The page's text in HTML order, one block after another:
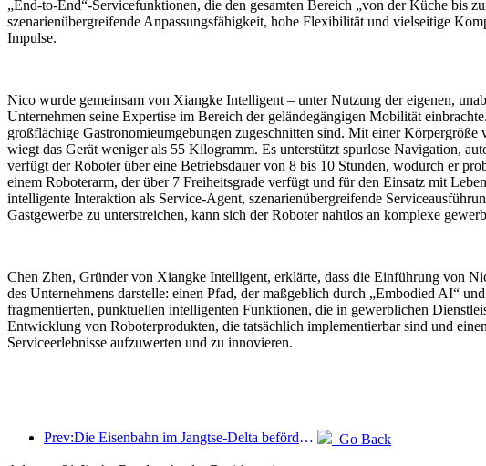
„End-to-End“-Servicefunktionen, die den gesamten Bereich „von der Küche bis
szenarienübergreifende Anpassungsfähigkeit, hohe Flexibilität und vielseitige
Impulse.
Nico wurde gemeinsam von Xiangke Intelligent – unter Nutzung der eigenen,
Unternehmen seine Expertise im Bereich der geländegängigen Mobilität
großflächige Gastronomieumgebungen zugeschnitten sind. Mit einer
wiegt das Gerät weniger als 55 Kilogramm. Es unterstützt spurlose Navigation,
verfügt der Roboter über eine Betriebsdauer von 8 bis 10 Stunden, wodurch er
einem Roboterarm, der über 7 Freiheitsgrade verfügt und für den Einsatz mit
intelligente Interaktion als Service-Agent, szenarienübergreifende
Gastgewerbe zu unterstreichen, kann sich der Roboter nahtlos an komplexe
Chen Zhen, Gründer von Xiangke Intelligent, erklärte, dass die Einführung von
des Unternehmens darstelle: einen Pfad, der maßgeblich durch „Embodied AI“
fragmentierten, punktuellen intelligenten Funktionen, die in gewerblichen
Entwicklung von Roboterprodukten, die tatsächlich implementierbar sind und
Serviceerlebnisse aufzuwerten und zu innovieren.
Prev:Die Eisenbahn im Jangtse-Delta beförderte während der Maifeiertage über 21,38 Millionen Fahrgäste.
Go Back